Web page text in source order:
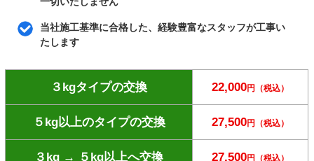
当社施工基準に合格した、経験豊富なスタッフが工事い
たします
３kgタイプの交換 22,000円（税込）
５kg以上のタイプの交換 27,500円（税込）
３kg → ５kg以上へ交換 27,500円（税込）